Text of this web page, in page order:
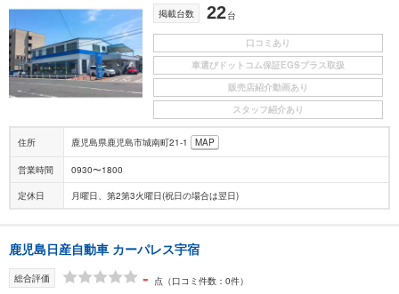
掲載台数 22台
口コミあり
車選びドットコム保証EGSプラス取扱
販売店紹介動画あり
スタッフ紹介あり
住所 鹿児島県鹿児島市城南町21-1 MAP
営業時間 0930〜1800
定休日 月曜日、第2第3火曜日(祝日の場合は翌日)
鹿児島日産自動車 カーパレス宇宿
総合評価 - 点 （口コミ件数：0件）